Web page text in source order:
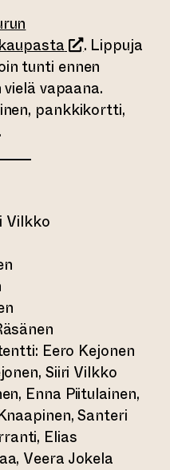
(siirtyy
. Lippuja
tunti ennen
vapaana.
pankkikortti,
Vilkko
Eero Kejonen
Siiri Vilkko
Enna Piitulainen,
Santeri
Elias
Veera Jokela